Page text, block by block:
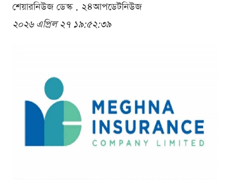
শেয়ারনিউজ ডেস্ক . ২৪আপডেটনিউজ
২০২৬ এপ্রিল ২৭ ১৯:৫২:৩৯